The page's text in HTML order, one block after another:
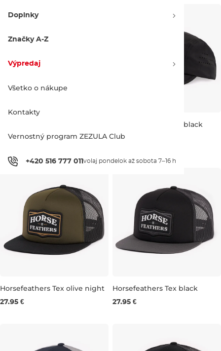
Doplnky
Značky A-Z
Výpredaj
Všetko o nákupe
Kontakty
Vernostný program ZEZULA Club
+420 516 777 011 volaj pondelok až sobota 7–16 h
Zľava -18 %
smoke blue
Horsefeathers Vent black
Horsefeathers Tex olive night
27.95 €
Horsefeathers Tex black
27.95 €